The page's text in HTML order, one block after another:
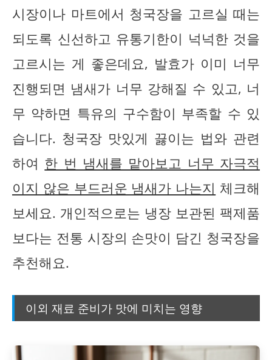
시장이나 마트에서 청국장을 고르실 때는
되도록 신선하고 유통기한이 넉넉한 것을
고르시는 게 좋은데요, 발효가 이미 너무
진행되면 냄새가 너무 강해질 수 있고, 너
무 약하면 특유의 구수함이 부족할 수 있
습니다. 청국장 맛있게 끓이는 법와 관련
하여 한 번 냄새를 맡아보고 너무 자극적
이지 않은 부드러운 냄새가 나는지 체크해
보세요. 개인적으로는 냉장 보관된 팩제품
보다는 전통 시장의 손맛이 담긴 청국장을
추천해요.
이외 재료 준비가 맛에 미치는 영향